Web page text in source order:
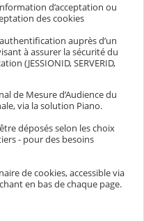
d’acceptation ou
des cookies
auprès d’un
à assurer la sécurité du
(JESSIONID, SERVERID,
de Mesure d’Audience du
via la solution Piano.
déposés selon les choix
- pour des besoins
de cookies, accessible via
en bas de chaque page.